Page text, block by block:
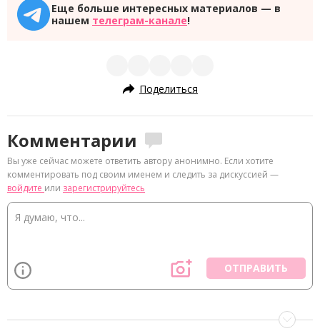
Еще больше интересных материалов — в
нашем телеграм-канале!
Поделиться
Комментарии
Вы уже сейчас можете ответить автору анонимно. Если хотите
комментировать под своим именем и следить за дискуссией —
войдите или зарегистрируйтесь
ОТПРАВИТЬ